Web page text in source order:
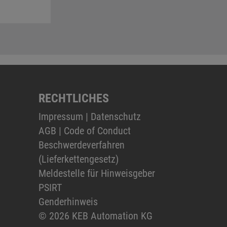
RECHTLICHES
Impressum | Datenschutz
AGB | Code of Conduct
Beschwerdeverfahren
(Lieferkettengesetz)
Meldestelle für Hinweisgeber
PSIRT
Genderhinweis
© 2026 KEB Automation KG